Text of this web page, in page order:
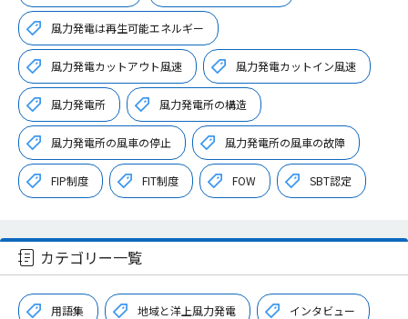
風力発電は再生可能エネルギー
風力発電カットアウト風速 風力発電カットイン風速
風力発電所 風力発電所の構造
風力発電所の風車の停止 風力発電所の風車の故障
FIP制度 FIT制度 FOW SBT認定
カテゴリー一覧
用語集 地域と洋上風力発電 インタビュー